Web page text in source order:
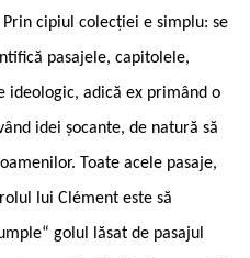
­cipiul colecției e simplu: se
pasajele, capitolele,
ideologic, adică ex primând o
idei șocante, de natură să
Toate acele pasaje,
lui Clément este să
golul lăsat de pasajul